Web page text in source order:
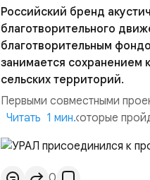
Российский бренд
благотворительного
благотворительным
занимается сохранением
сельских территорий.
Первыми совместными
мероприятия, которые
региона, волонтеров и
философии бренда,
продвижении русского
Читать 1 мин.